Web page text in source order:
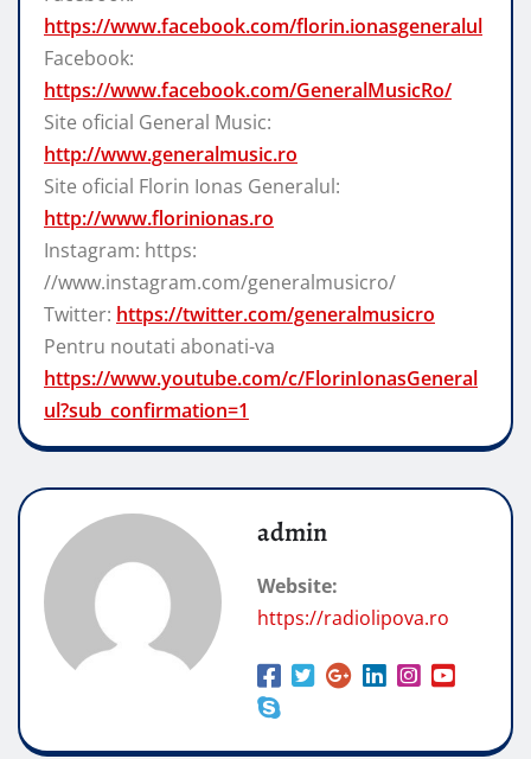
https://www.facebook.com/florin.ionasgeneralul
Facebook:
https://www.facebook.com/GeneralMusicRo/
Site oficial General Music:
http://www.generalmusic.ro
Site oficial Florin Ionas Generalul:
http://www.florinionas.ro
Instagram: https:
//www.instagram.com/generalmusicro/
Twitter: https://twitter.com/generalmusicro
Pentru noutati abonati-va
https://www.youtube.com/c/FlorinIonasGeneral
ul?sub_confirmation=1
admin
Website:
https://radiolipova.ro